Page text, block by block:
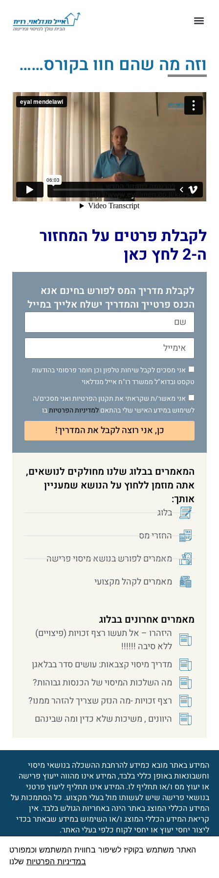
וזה מה שהם חוו בקורס……
לקבלת פרטים על המחזור
ה-2 לחץ כאן
לקבלת מדריך המס לפורש בחינם אנא
הכנס פרטייך והמדריך ישלח אלייך במייל
אני מסכים לקבל שיחות טלפון וכן חומר פרסומי בהודעות
טקסט ובדוא"ל ממשרד רו"ח אייל מנדלאוי
אני מאשר/ת שקראתי את תקנון הפרטיות ואני מסכים/ה
לשימוש במידע האישי שלי בהתאםלמדיניות הפרטיותבו
כן, אני רוצה לקבל את המדריך!
המאמרים בבלוג שלנו מחולקים לנושאים,
אתה מוזמן ללחוץ על הנושא שמעניין
אותך:
בלוג
החזרי מס
מאמרים לפורש בנושא מיסוי פרישה
מאמרים לקהל מקצועי
מאמרים אחרונים בבלוג
היזהרו – אל תעשו רצף זכויות (פיצויים)
ללא סיבה !!!!!!
מדריך מיסוי קצבאות: עושים סדר בבלאגן
מה השלכות המיסוי של הכנסות גבוהות?
רצף זכויות -מה הנזק שצריך להזהר ממנו?
היוונים , משיכות שלא כדין ומה שבינהם
המידע באתר מובא כמידע להרחבת ההשכלה בנושאי מיסוי
וחשבונאות באופן כללי בלבד, המידע אינו מהווה ייעוץ פרישה
או יעוץ מס ו/או תחליף לו. המידע אינו תחליף ליעוץ פרטני
בנושאי פרישה שיש לעשותו מול בעלי מקצוע. כל הסתמכות על
המידע הכללי המוצג באתר הינה באחריות הגולש בלבד. אין
קריאת המידע הכללי המוצג ו/או השימוש במידע שבאתר בכדי
ליצור יחסי יעוץ או יחסי לקוח כלפי בעלי האתר.
© 2026 כל הזכויות שמורות
הצהרת נגישות
האתר משתמש בקוקיז לשיפור בחווית המשתמש וכמפורט
במדיניות הפרטיות שלנו